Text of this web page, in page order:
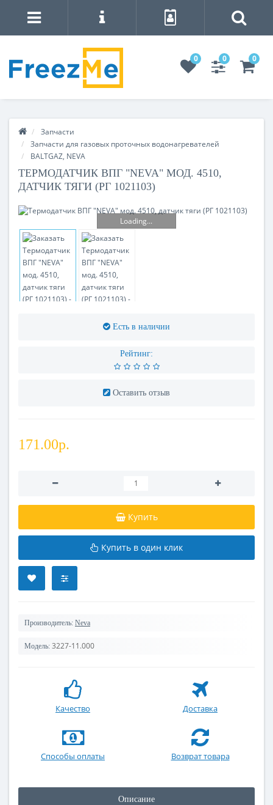
0 0 0
Запчасти
Запчасти для газовых проточных водонагревателей
BALTGAZ, NEVA
ТЕРМОДАТЧИК ВПГ "NEVA" МОД. 4510,
ДАТЧИК ТЯГИ (РГ 1021103)
Loading...
Есть в наличии
Рейтинг:
Оставить отзыв
171.00р.
Купить
Купить в один клик
Производитель: Neva
Модель: 3227-11.000
Качество Доставка
Способы оплаты Возврат товара
Описание